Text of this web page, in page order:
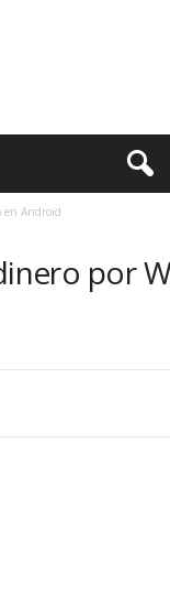
en Android
por